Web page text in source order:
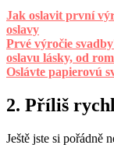
Jak oslavit první
oslavy
Prvé výročie
oslavu lásky, od
Oslávte papierovú
2. Příliš
Ještě jste si pořádně